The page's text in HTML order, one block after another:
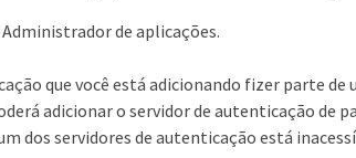
de aplicações.
que você está adicionando fizer parte
adicionar o servidor de autenticação de
dos servidores de autenticação está